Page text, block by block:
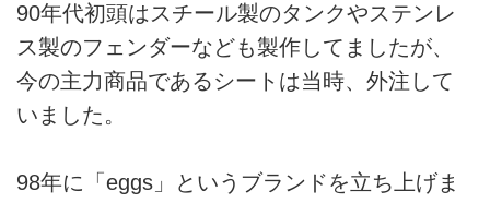
90年代初頭はスチール製のタンクやステンレ
ス製のフェンダーなども製作してましたが、
今の主力商品であるシートは当時、外注して
いました。
98年に「eggs」というブランドを立ち上げま